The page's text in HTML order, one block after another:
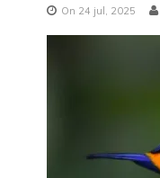
On 24 jul, 2025